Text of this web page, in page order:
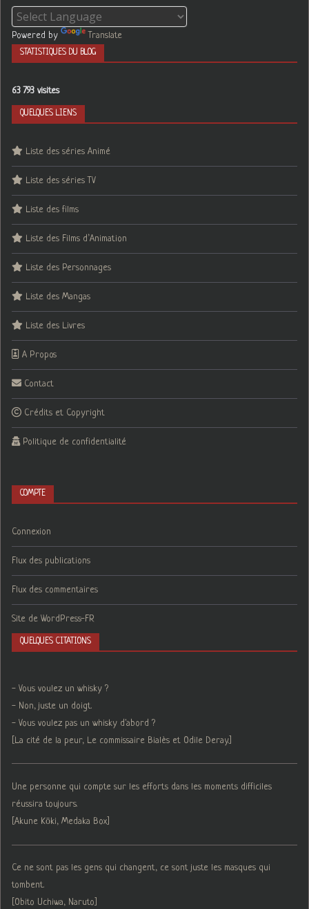
Powered by Translate
STATISTIQUES DU BLOG
63 793 visites
QUELQUES LIENS
Liste des séries Animé
Liste des séries TV
Liste des films
Liste des Films d’Animation
Liste des Personnages
Liste des Mangas
Liste des Livres
A Propos
Contact
Crédits et Copyright
Politique de confidentialité
COMPTE
Connexion
Flux des publications
Flux des commentaires
Site de WordPress-FR
QUELQUES CITATIONS
- Vous voulez un whisky ?
- Non, juste un doigt.
- Vous voulez pas un whisky d'abord ?
[La cité de la peur, Le commissaire Bialès et Odile Deray.]
Une personne qui compte sur les efforts dans les moments difficiles
réussira toujours.
[Akune Kōki, Medaka Box]
Ce ne sont pas les gens qui changent, ce sont juste les masques qui
tombent.
[Obito Uchiwa, Naruto]